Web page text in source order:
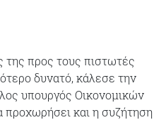
της προς τους πιστωτές
δυνατό, κάλεσε την
υπουργός Οικονομικών
και η συζήτηση